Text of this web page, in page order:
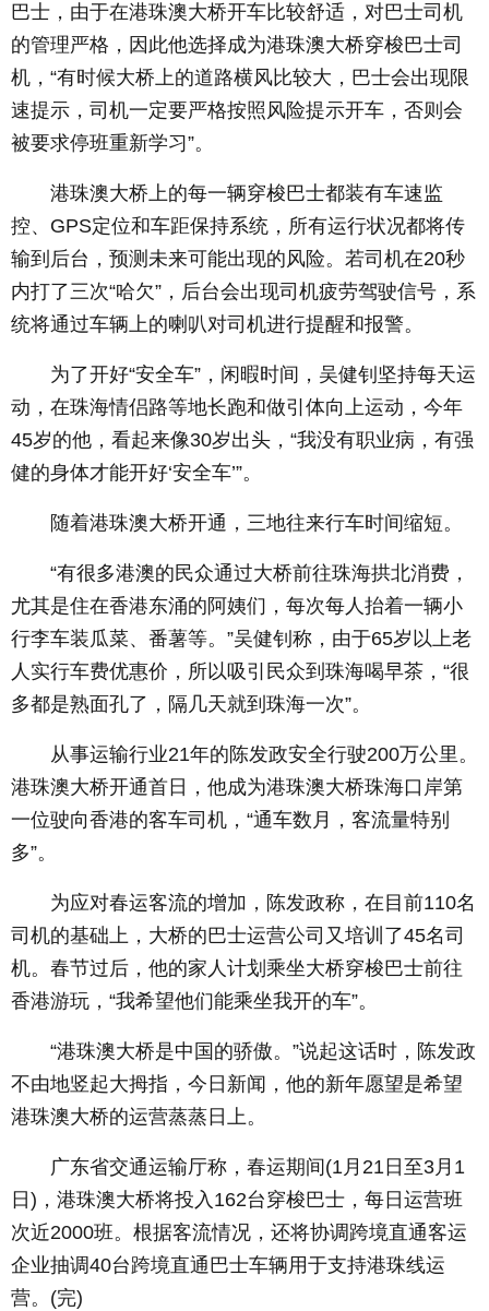
巴士，由于在港珠澳大桥开车比较舒适，对巴士司机
的管理严格，因此他选择成为港珠澳大桥穿梭巴士司
机，“有时候大桥上的道路横风比较大，巴士会出现限
速提示，司机一定要严格按照风险提示开车，否则会
被要求停班重新学习”。
港珠澳大桥上的每一辆穿梭巴士都装有车速监
控、GPS定位和车距保持系统，所有运行状况都将传
输到后台，预测未来可能出现的风险。若司机在20秒
内打了三次“哈欠”，后台会出现司机疲劳驾驶信号，系
统将通过车辆上的喇叭对司机进行提醒和报警。
为了开好“安全车”，闲暇时间，吴健钊坚持每天运
动，在珠海情侣路等地长跑和做引体向上运动，今年
45岁的他，看起来像30岁出头，“我没有职业病，有强
健的身体才能开好‘安全车’”。
随着港珠澳大桥开通，三地往来行车时间缩短。
“有很多港澳的民众通过大桥前往珠海拱北消费，
尤其是住在香港东涌的阿姨们，每次每人抬着一辆小
行李车装瓜菜、番薯等。”吴健钊称，由于65岁以上老
人实行车费优惠价，所以吸引民众到珠海喝早茶，“很
多都是熟面孔了，隔几天就到珠海一次”。
从事运输行业21年的陈发政安全行驶200万公里。
港珠澳大桥开通首日，他成为港珠澳大桥珠海口岸第
一位驶向香港的客车司机，“通车数月，客流量特别
多”。
为应对春运客流的增加，陈发政称，在目前110名
司机的基础上，大桥的巴士运营公司又培训了45名司
机。春节过后，他的家人计划乘坐大桥穿梭巴士前往
香港游玩，“我希望他们能乘坐我开的车”。
“港珠澳大桥是中国的骄傲。”说起这话时，陈发政
不由地竖起大拇指，今日新闻，他的新年愿望是希望
港珠澳大桥的运营蒸蒸日上。
广东省交通运输厅称，春运期间(1月21日至3月1
日)，港珠澳大桥将投入162台穿梭巴士，每日运营班
次近2000班。根据客流情况，还将协调跨境直通客运
企业抽调40台跨境直通巴士车辆用于支持港珠线运
营。(完)